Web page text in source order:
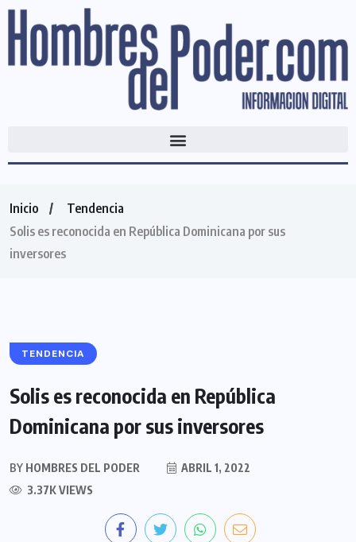
Inicio
Tendencia
Solis es reconocida en República Dominicana por sus
inversores
TENDENCIA
Solis es reconocida en República
Dominicana por sus inversores
BY HOMBRES DEL PODER
ABRIL 1, 2022
3.37K VIEWS